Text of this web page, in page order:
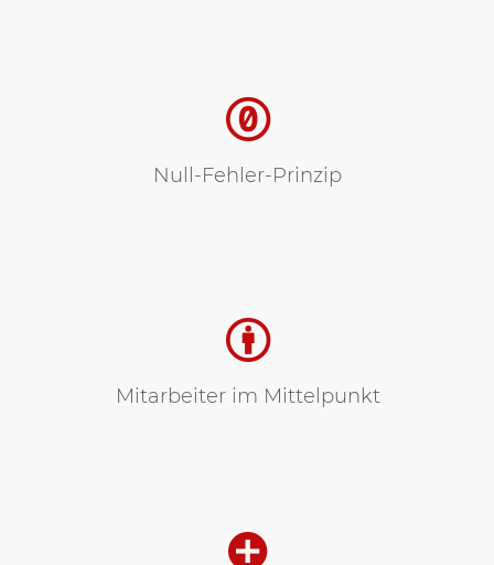
Null-Fehler-Prinzip
Mitarbeiter im Mittelpunkt